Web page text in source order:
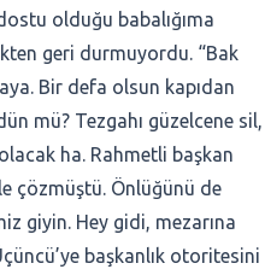
olduğu babalığıma
geri durmuyordu. “Bak
Bir defa olsun kapıdan
mü? Tezgahı güzelcene sil,
ha. Rahmetli başkan
çözmüştü. Önlüğünü de
giyin. Hey gidi, mezarına
başkanlık otoritesini